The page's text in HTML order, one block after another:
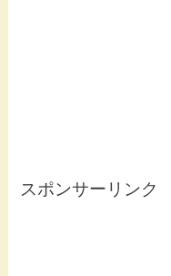
スポンサーリンク